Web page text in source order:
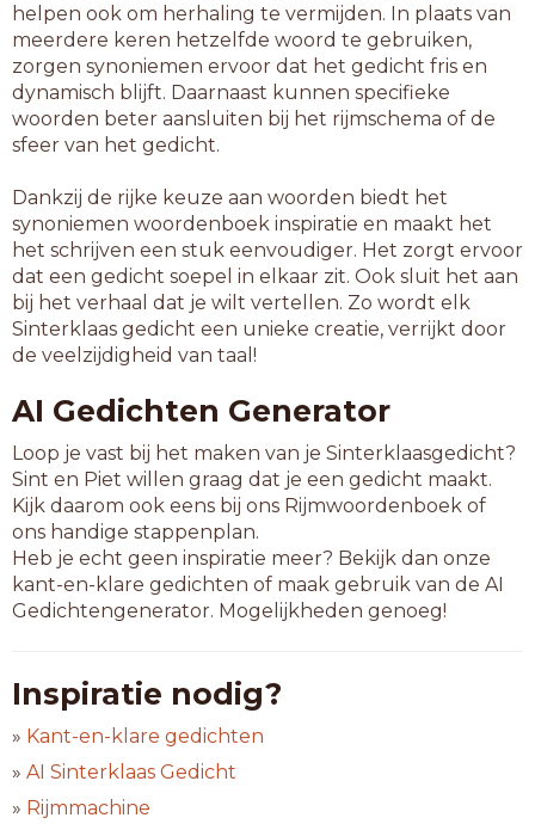
helpen ook om herhaling te vermijden. In plaats van
meerdere keren hetzelfde woord te gebruiken,
zorgen synoniemen ervoor dat het gedicht fris en
dynamisch blijft. Daarnaast kunnen specifieke
woorden beter aansluiten bij het rijmschema of de
sfeer van het gedicht.
Dankzij de rijke keuze aan woorden biedt het
synoniemen woordenboek inspiratie en maakt het
het schrijven een stuk eenvoudiger. Het zorgt ervoor
dat een gedicht soepel in elkaar zit. Ook sluit het aan
bij het verhaal dat je wilt vertellen. Zo wordt elk
Sinterklaas gedicht een unieke creatie, verrijkt door
de veelzijdigheid van taal!
AI Gedichten Generator
Loop je vast bij het maken van je Sinterklaasgedicht?
Sint en Piet willen graag dat je een gedicht maakt.
Kijk daarom ook eens bij ons Rijmwoordenboek of
ons handige stappenplan.
Heb je echt geen inspiratie meer? Bekijk dan onze
kant-en-klare gedichten of maak gebruik van de AI
Gedichtengenerator. Mogelijkheden genoeg!
Inspiratie nodig?
» Kant-en-klare gedichten
» AI Sinterklaas Gedicht
» Rijmmachine